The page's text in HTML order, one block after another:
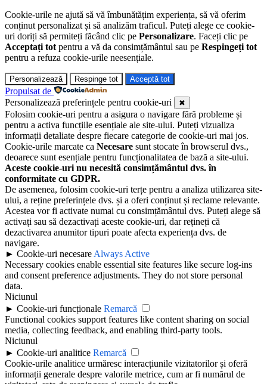
Cookie-urile ne ajută să vă îmbunătățim experiența, să vă oferim
conținut personalizat și să analizăm traficul. Puteți alege ce cookie-
uri doriți să permiteți făcând clic pe Personalizare. Faceți clic pe
Acceptați tot pentru a vă da consimțământul sau pe Respingeți tot
pentru a refuza cookie-urile neesențiale.
Personalizează Respinge tot Acceptă tot
Propulsat de
Personalizează preferințele pentru cookie-uri
✖
Folosim cookie-uri pentru a asigura o navigare fără probleme și
pentru a activa funcțiile esențiale ale site-ului. Puteți vizualiza
informații detaliate despre fiecare categorie de cookie-uri mai jos.
Cookie-urile marcate ca Necesare sunt stocate în browserul dvs.,
deoarece sunt esențiale pentru funcționalitatea de bază a site-ului.
Aceste cookie-uri nu necesită consimțământul dvs. în
conformitate cu GDPR.
De asemenea, folosim cookie-uri terțe pentru a analiza utilizarea site-
ului, a reține preferințele dvs. și a oferi conținut și reclame relevante.
Acestea vor fi activate numai cu consimțământul dvs. Puteți alege să
activați sau să dezactivați aceste cookie-uri, dar rețineți că
dezactivarea anumitor tipuri poate afecta experiența dvs. de
navigare.
► Cookie-uri necesare Always Active
Necessary cookies enable essential site features like secure log-ins
and consent preference adjustments. They do not store personal
data.
Niciunul
► Cookie-uri funcționale Remarcă
Functional cookies support features like content sharing on social
media, collecting feedback, and enabling third-party tools.
Niciunul
► Cookie-uri analitice Remarcă
Cookie-urile analitice urmăresc interacțiunile vizitatorilor și oferă
informații generale despre valorile metrice, cum ar fi numărul de